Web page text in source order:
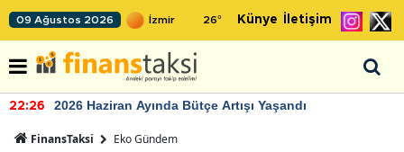
09 Ağustos 2026 26° Künye İletişim
22:26 2026 Haziran Ayında Bütçe Artışı Yaşandı
FinansTaksi Eko Gündem